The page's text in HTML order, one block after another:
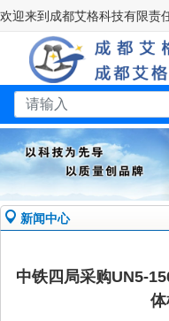
欢迎来到成都艾格科技有限责
新闻中心
中铁四局采购UN5-